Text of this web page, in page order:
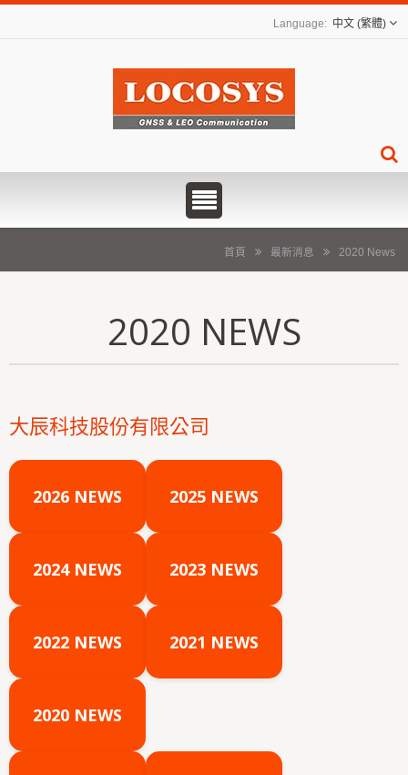
中文 (繁體)
首頁 最新消息 2020 News
2020 NEWS
大辰科技股份有限公司
2026 NEWS 2025 NEWS
2024 NEWS 2023 NEWS
2022 NEWS 2021 NEWS
2020 NEWS